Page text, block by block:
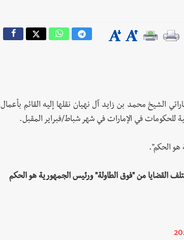
الشيخ محمد بن زايد آل نهيان نقلها إليه القائم بأعمال
للحكومات في الإمارات في شهر شباط/فبراير المقبل.
هو الحكم".
القضايا من "فوق الطاولة" ورئيس الجمهورية هو الحكم